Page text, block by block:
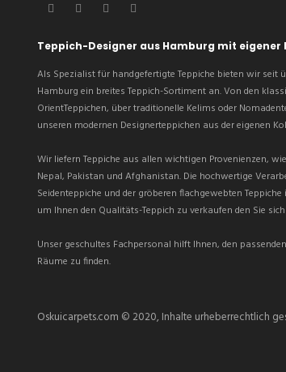
Teppich-Designer aus Hamburg mit eigener
Als Spezialist für handgefertigte Teppiche bieten wir seit
Hamburg ein breites Teppich-Sortiment an. Von den
OrientTeppichen, über traditionelle Kelims oder
unseren modernen Designerteppichen aus der eigenen
Wir liefern Teppiche aus allen wichtigen Provenienzen,
Nepal, Pakistan und Afghanistan. Die hochwertige
Seidenteppiche und der gröberen flachgewebten
um Ihnen den Qualitäts-Teppich zu verkaufen den Sie
Unser geschultes Fachpersonal hilft Ihnen, den
Räume zu finden.
Oskuicarpets.com © 2020, Inhalte urheberrechtlich